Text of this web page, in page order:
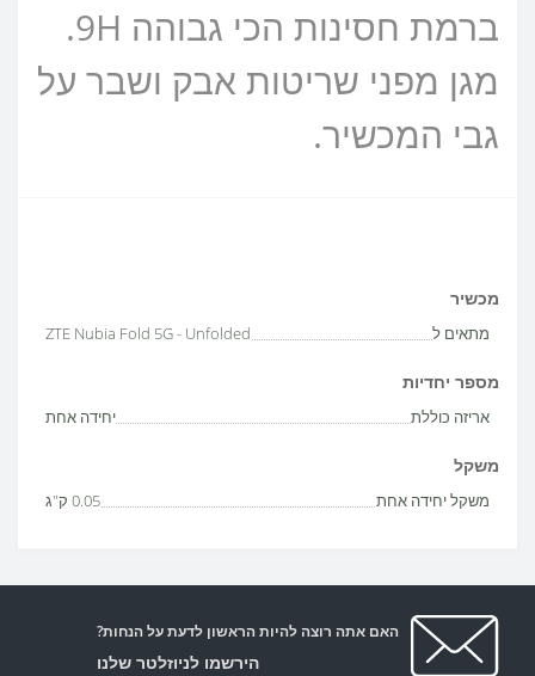
ברמת חסינות הכי גבוהה 9H.
מגן מפני שריטות אבק ושבר על
גבי המכשיר.
מכשיר
מתאים ל ZTE Nubia Fold 5G - Unfolded
מספר יחדיות
אריזה כוללת יחידה אחת
משקל
משקל יחידה אחת 0.05 ק"ג
האם אתה רוצה להיות הראשון לדעת על הנחות?
הירשמו לניוזלטר שלנו